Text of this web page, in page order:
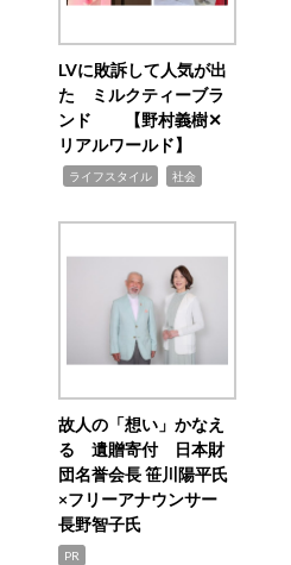
LVに敗訴して人気が出
た ミルクティーブラ
ンド 【野村義樹✕
リアルワールド】
ライフスタイル 社会
故人の「想い」かなえ
る 遺贈寄付 日本財
団名誉会長 笹川陽平氏
×フリーアナウンサー
長野智子氏
PR